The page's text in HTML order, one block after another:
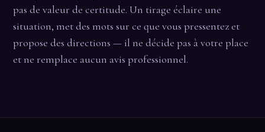
pas de valeur de certitude. Un tirage éclaire une
situation, met des mots sur ce que vous pressentez et
propose des directions — il ne décide pas à votre place
et ne remplace aucun avis professionnel.